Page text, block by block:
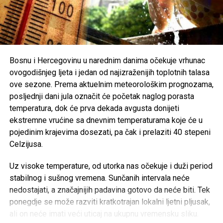
Organizatori Zenica Summer Festa poručili su da je odluka
o otkazivanju donesena iz poštovanja prema nastradalima i
njihovim porodicama, naglašavajući da će prilika za muziku
i zabavu uvijek biti, dok izgubljeni životi ne mogu biti
vraćeni.
Brojni građani podržali su ovu odluku, ističući da u
trenucima kolektivne tuge solidarnost i suosjećanje moraju
biti ispred svih drugih interesa.
Rasprava koja se razvila na društvenim mrežama još
jednom je pokazala koliko je važno njegovati kulturu
empatije, poštovanja i odgovornosti, posebno u trenucima
kada cijela zajednica dijeli bol zbog nenadoknadivog
gubitka.
Bosnu i Hercegovinu u narednim danima očekuje vrhunac
ovogodišnjeg ljeta i jedan od najizraženijih toplotnih talasa
ove sezone. Prema aktuelnim meteorološkim prognozama,
posljednji dani jula označit će početak naglog porasta
temperatura, dok će prva dekada avgusta donijeti
ekstremne vrućine sa dnevnim temperaturama koje će u
pojedinim krajevima dosezati, pa čak i prelaziti 40 stepeni
Celzijusa.
Uz visoke temperature, od utorka nas očekuje i duži period
stabilnog i sušnog vremena. Sunčanih intervala neće
nedostajati, a značajnijih padavina gotovo da neće biti. Tek
ponegdje se može razviti kratkotrajan lokalni ljetni pljusak,
ali on neće imati veći uticaj na ukupnu vremensku sliku.